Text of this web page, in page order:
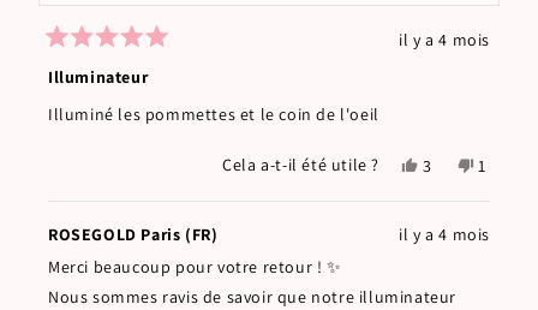
5
sur
5
étoiles
il y a 4 mois
Illuminateur
Illuminé les pommettes et le coin de l'oeil
Cela a-t-il été utile ?
Oui,
avis
de
était
3
ont
voté
Non,
avis
de
1
a
voté
ROSEGOLD Paris (FR)
il y a 4 mois
Merci beaucoup pour votre retour ! ✨
Nous sommes ravis de savoir que notre illuminateur